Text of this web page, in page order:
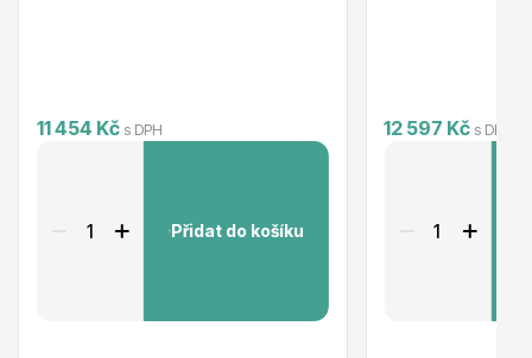
11 454 Kč s DPH
Přidat do košíku
12 597 Kč s DPH